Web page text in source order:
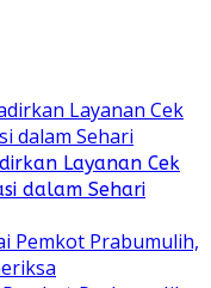
Layanan Cek
dalam Sehari